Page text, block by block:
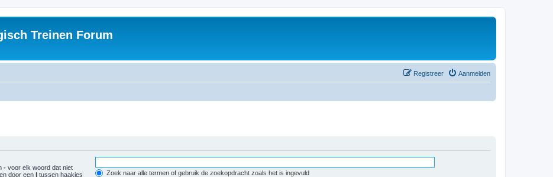
Treinen Forum
Aanmelden
Registreer
- voor elk woord dat niet
door een | tussen haakjes
Zoek naar alle termen of gebruik de zoekopdracht zoals het is ingevuld